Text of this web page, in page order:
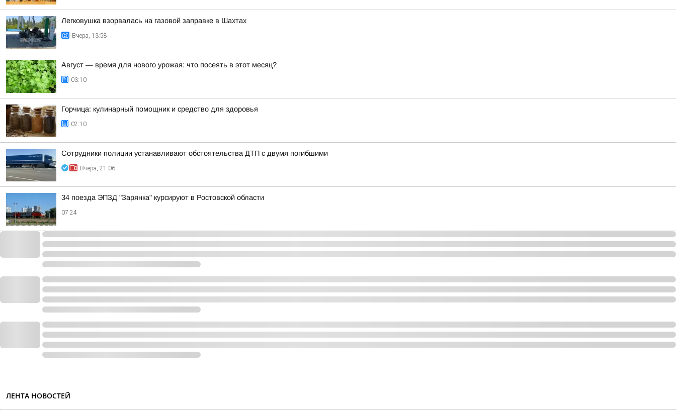
Легковушка взорвалась на газовой заправке в Шахтах
Вчера, 13:58
Август — время для нового урожая: что посеять в этот месяц?
03:10
Горчица: кулинарный помощник и средство для здоровья
02:10
Сотрудники полиции устанавливают обстоятельства ДТП с двумя погибшими
Вчера, 21:06
34 поезда ЭПЗД "Зарянка" курсируют в Ростовской области
07:24
ЛЕНТА НОВОСТЕЙ